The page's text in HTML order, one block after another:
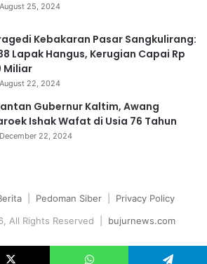
August 25, 2024
Kebakaran Pasar Sangkulirang:
Lapak Hangus, Kerugian Capai Rp
Miliar
August 22, 2024
Gubernur Kaltim, Awang
Ishak Wafat di Usia 76 Tahun
December 22, 2024
Pedoman Siber
Privacy Policy
All Rights Reserved | bujurnews.com